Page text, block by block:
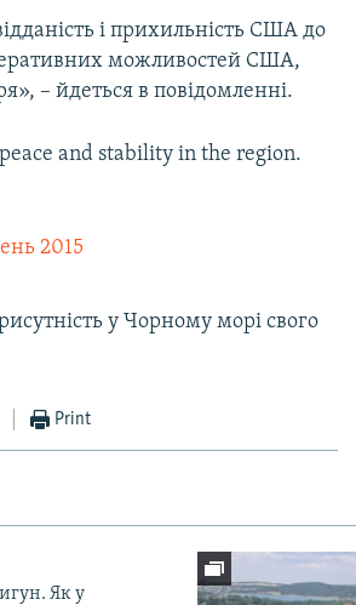
і прихильність США до
можливостей США,
– йдеться в повідомленні.
and stability in the region.
2015
у Чорному морі свого
Print
Як у